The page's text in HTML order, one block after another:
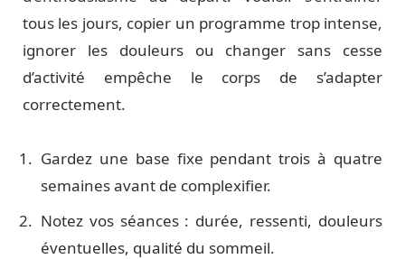
tous les jours, copier un programme trop intense,
ignorer les douleurs ou changer sans cesse
d’activité empêche le corps de s’adapter
correctement.
Gardez une base fixe pendant trois à quatre
semaines avant de complexifier.
Notez vos séances : durée, ressenti, douleurs
éventuelles, qualité du sommeil.